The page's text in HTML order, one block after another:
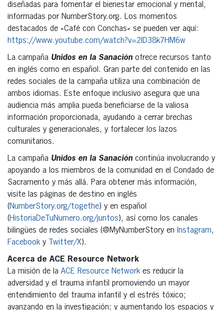
diseñadas para fomentar el bienestar emocional y mental,
informadas por NumberStory.org. Los momentos
destacados de «Café con Conchas» se pueden ver aquí:
https://www.youtube.com/watch?v=2lD38k7HM6w
La campaña Unidos en la Sanación ofrece recursos tanto
en inglés como en español. Gran parte del contenido en las
redes sociales de la campaña utiliza una combinación de
ambos idiomas. Este enfoque inclusivo asegura que una
audiencia más amplia pueda beneficiarse de la valiosa
información proporcionada, ayudando a cerrar brechas
culturales y generacionales, y fortalecer los lazos
comunitarios.
La campaña Unidos en la Sanación continúa involucrando y
apoyando a los miembros de la comunidad en el Condado de
Sacramento y más allá. Para obtener más información,
visite las páginas de destino en inglés
(NumberStory.org/togethe) y en español
(HistoriaDeTuNumero.org/juntos), así como los canales
bilingües de redes sociales (@MyNumberStory en Instagram,
Facebook y Twitter/X).
Acerca de ACE Resource Network
La misión de la ACE Resource Network es reducir la
adversidad y el trauma infantil promoviendo un mayor
entendimiento del trauma infantil y el estrés tóxico;
avanzando en la investigación; y aumentando los espacios y